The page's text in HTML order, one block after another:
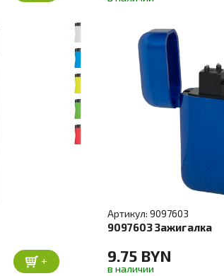
+
Артикул: 9097603
9097603 Зажигалка
9.75 BYN
в наличии